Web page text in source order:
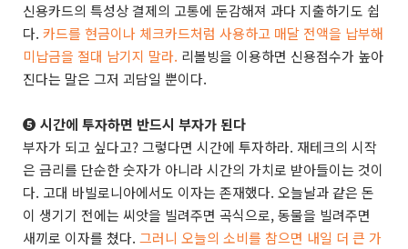
신용카드의 특성상 결제의 고통에 둔감해져 과다 지출하기도 쉽
다. 카드를 현금이나 체크카드처럼 사용하고 매달 전액을 납부해
미납금을 절대 남기지 말라. 리볼빙을 이용하면 신용점수가 높아
진다는 말은 그저 괴담일 뿐이다.
➎ 시간에 투자하면 반드시 부자가 된다
부자가 되고 싶다고? 그렇다면 시간에 투자하라. 재테크의 시작
은 금리를 단순한 숫자가 아니라 시간의 가치로 받아들이는 것이
다. 고대 바빌로니아에서도 이자는 존재했다. 오늘날과 같은 돈
이 생기기 전에는 씨앗을 빌려주면 곡식으로, 동물을 빌려주면
새끼로 이자를 쳤다. 그러니 오늘의 소비를 참으면 내일 더 큰 가